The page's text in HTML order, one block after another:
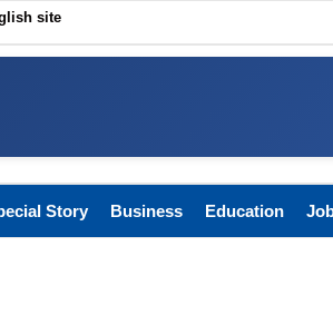
site
Story Business Education